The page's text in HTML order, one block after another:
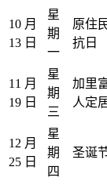
10 月
13 日
星
期
一
原住
抗日
11 月
19 日
星
期
三
加里
人定
12 月
25 日
星
期
四
圣诞